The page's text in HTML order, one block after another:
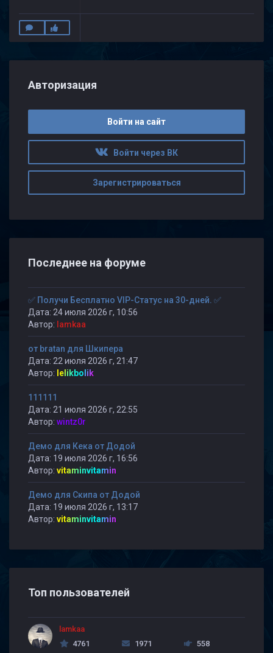
Авторизация
Войти на сайт
Войти через ВК
Зарегистрироваться
Последнее на форуме
✅ Получи Бесплатно VIP-Статус на 30-дней. ✅
Дата: 24 июля 2026 г, 10:56
Автор: lamkaa
от bratan для Шкипера
Дата: 22 июля 2026 г, 21:47
Автор: lelikbolik
111111
Дата: 21 июля 2026 г, 22:55
Автор: wintz0r
Демо для Кека от Додой
Дата: 19 июля 2026 г, 16:56
Автор: vitaminvitamin
Демо для Скипа от Додой
Дата: 19 июля 2026 г, 13:17
Автор: vitaminvitamin
Топ пользователей
lamkaa
4761
1971 558